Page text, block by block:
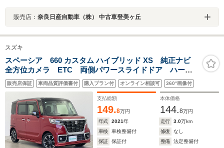
販売店： 奈良日産自動車（株） 中古車登美ヶ丘
スズキ
スペーシア 660 カスタム ハイブリッド XS 純正ナビ
全方位カメラ ETC 両側パワースライドドア ハーフ
レザーシート シートヒーター 衝突被害軽減システ
ム レーダークルーズコントロール コーナーセンサ
ー 純正アルミホイール フロアマット
販売店保証 車両品質評価書付 購入プラン付 オンライン相談可 360°画像付
支払総額
149.8万円
本体価格
144.8万円
年式
2021年 走行 3.0万km
車検
車検整備付 修復
なし
保証
保証付 整備
法定整備付